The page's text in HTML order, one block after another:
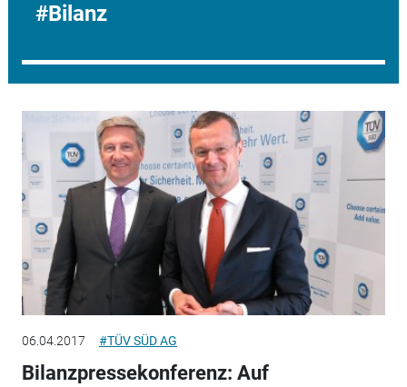
Bilanz
06.04.2017 #TÜV SÜD AG
Bilanzpressekonferenz: Auf